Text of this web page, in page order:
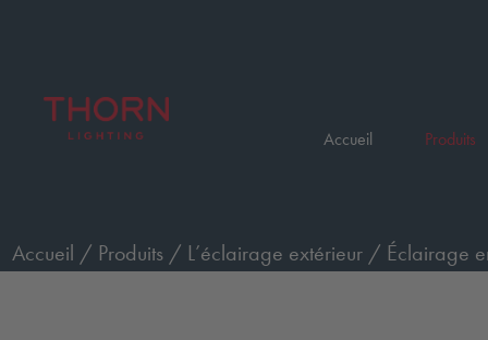
Accueil Produits
Accueil / Produits / L’éclairage extérieur / Éclairage